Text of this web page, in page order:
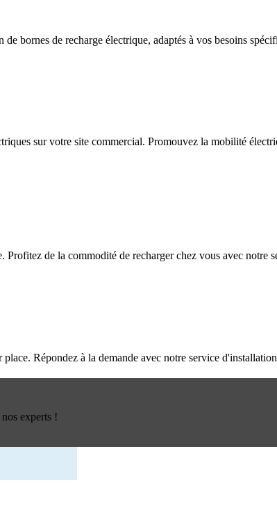
bornes de recharge électrique, adaptés à vos besoins
sur votre site commercial. Promouvez la mobilité
de la commodité de recharger chez vous avec notre
Répondez à la demande avec notre service
experts !